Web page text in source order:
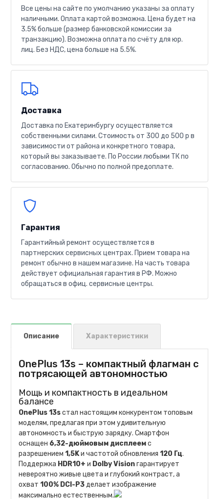
Все цены на сайте по умолчанию указаны за оплату
наличными. Оплата картой возможна. Цена будет на
3.5% больше (размер банковской комиссии за
транзакцию). Возможна оплата по счёту для юр.
лиц. Без НДС, цена больше на 5.5%.
Доставка
Доставка по Екатеринбургу осуществляется
собственными силами. Стоимость от 300 до 500 р в
зависимости от района и конкретного товара,
который вы заказываете. По России любыми ТК по
согласованию. Обычно по полной предоплате.
Гарантия
Гарантийный ремонт осуществляется в
партнерских сервисных центрах. Прием товара на
ремонт обычно в нашем магазине. На часть товара
действует официальная гарантия в РФ. Можно
обращаться в офиц. сервисные центры.
Описание Характеристики
OnePlus 13s – компактный флагман с
потрясающей автономностью
Мощь и компактность в идеальном
балансе
OnePlus 13sстал настоящим конкурентом топовым
моделям, предлагая при этом удивительную
автономность и быструю зарядку. Смартфон
оснащен 6,32-дюймовым дисплеемс
разрешением1,5Kи частотой обновления120 Гц.
Поддержка HDR10+ и Dolby Visionгарантирует
невероятно живые цвета и глубокий контраст, а
охват100% DCI-P3делает изображение
максимально естественным.